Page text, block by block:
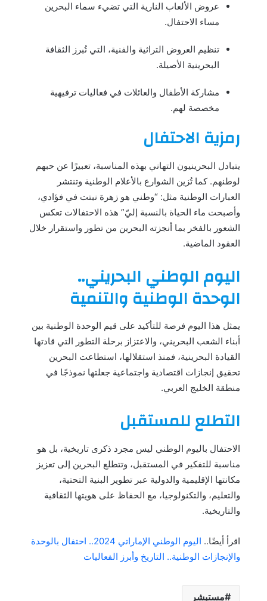
عروض الألعاب النارية التي تضيء سماء البحرين
مساء الاحتفال.
تنظيم العروض التراثية والفنية، التي تُبرز الثقافة
البحرينية الأصيلة.
مشاركة الأطفال والعائلات في فعاليات ترفيهية
مخصصة لهم.
رمزية الاحتفال
يتبادل البحرينيون التهاني بهذه المناسبة، تعبيرًا عن حبهم
لوطنهم. كما تُزين الشوارع بالأعلام الوطنية وتنتشر
العبارات الوطنية مثل: “وطني هو زهرة نبتت في فؤادي،
وأصبحت ماء الحياة بالنسبة إليّ” هذه الاحتفالات تعكس
الشعور بالفخر بما أنجزته البحرين من تطور واستقرار خلال
العقود الماضية.
اليوم الوطني البحريني..
الوحدة الوطنية والتنمية
يمثل هذا اليوم فرصة للتأكيد على قيم الوحدة الوطنية بين
أبناء الشعب البحريني، والاعتزاز برحلة التطور التي قادتها
القيادة البحرينية، فمنذ استقلالها، استطاعت البحرين
تحقيق إنجازات اقتصادية واجتماعية جعلتها نموذجًا في
منطقة الخليج العربي.
التطلع للمستقبل
الاحتفال باليوم الوطني ليس مجرد ذكرى تاريخية، بل هو
مناسبة للتفكير في المستقبل، وتتطلع البحرين إلى تعزيز
مكانتها الإقليمية والدولية عبر تطوير البنية التحتية،
والتعليم، والتكنولوجيا، مع الحفاظ على هويتها الثقافية
والتاريخية.
اقرأ أيضًا..
اليوم الوطني الإماراتي 2024.. احتفال بالوحدة
والإنجازات الوطنية.. التاريخ وأبرز الفعاليات
مستبشر